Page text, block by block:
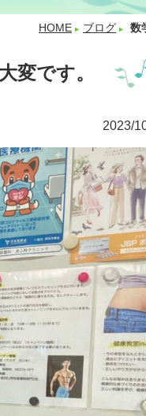
HOME ブログ 数
変です。
2023/